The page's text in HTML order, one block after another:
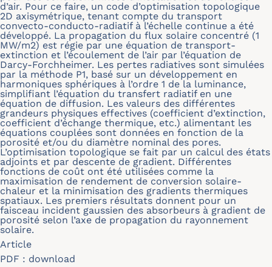
d’air. Pour ce faire, un code d’optimisation topologique
2D axisymétrique, tenant compte du transport
convecto-conducto-radiatif à l’échelle continue a été
développé. La propagation du flux solaire concentré (1
MW/m2) est régie par une équation de transport-
extinction et l’écoulement de l’air par l’équation de
Darcy-Forchheimer. Les pertes radiatives sont simulées
par la méthode P1, basé sur un développement en
harmoniques sphériques à l’ordre 1 de la luminance,
simplifiant l’équation du transfert radiatif en une
équation de diffusion. Les valeurs des différentes
grandeurs physiques effectives (coefficient d’extinction,
coefficient d’échange thermique, etc.) alimentant les
équations couplées sont données en fonction de la
porosité et/ou du diamètre nominal des pores.
L’optimisation topologique se fait par un calcul des états
adjoints et par descente de gradient. Différentes
fonctions de coût ont été utilisées comme la
maximisation de rendement de conversion solaire-
chaleur et la minimisation des gradients thermiques
spatiaux. Les premiers résultats donnent pour un
faisceau incident gaussien des absorbeurs à gradient de
porosité selon l’axe de propagation du rayonnement
solaire.
Article
PDF : download